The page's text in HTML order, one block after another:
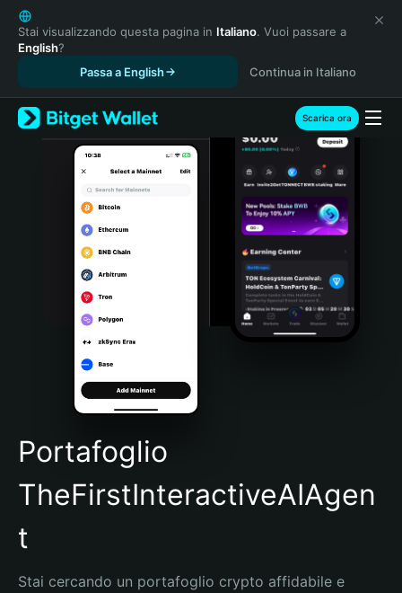
English
日本語
Tiếng Việt
Español (Latinoamérica)
Türkçe
Italiano
Português (Portugal)
Bahasa Indonesia
Português (Brasil)
Español (Argentina)
Stai visualizzando questa pagina in Italiano. Vuoi passare a
English?
Passa a English
Continua in Italiano
Scarica ora
Portafoglio
TheFirstInteractiveAIAgen
t
Stai cercando un portafoglio crypto affidabile e